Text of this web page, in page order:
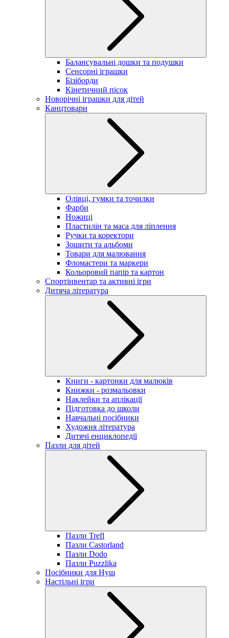
Балансувальні дошки та подушки
Сенсорні іграшки
Бізіборди
Кінетичний пісок
Новорічні іграшки для дітей
Канцтовари
Олівці, гумки та точилки
Фарби
Ножиці
Пластилін та маса для ліплення
Ручки та коректори
Зошити та альбоми
Товари для малювання
Фломастери та маркери
Кольоровий папір та картон
Спортінвентар та активні ігри
Дитяча література
Книги - картонки для малюків
Книжки - розмальовки
Наклейки та аплікації
Підготовка до школи
Навчальні посібники
Художня література
Дитячі енциклопедії
Пазли для дітей
Пазли Trefl
Пазли Castorland
Пазли Dodo
Пазли Puzzlika
Посібники для Нуш
Настільні ігри